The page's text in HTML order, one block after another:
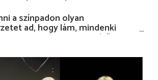
a színpadon olyan
ad, hogy lám, mindenki
megvagyok magammal…”